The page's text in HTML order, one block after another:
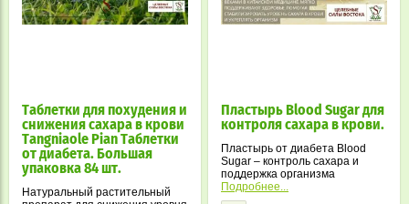
Таблетки для похудения и
снижения сахара в крови
Tangniaole Pian Таблетки
от диабета. Большая
упаковка 84 шт.
Натуральный растительный
Пластырь Blood Sugar для
контроля сахара в крови.
Пластырь от диабета Blood
Sugar – контроль сахара и
поддержка организма
Подробнее...